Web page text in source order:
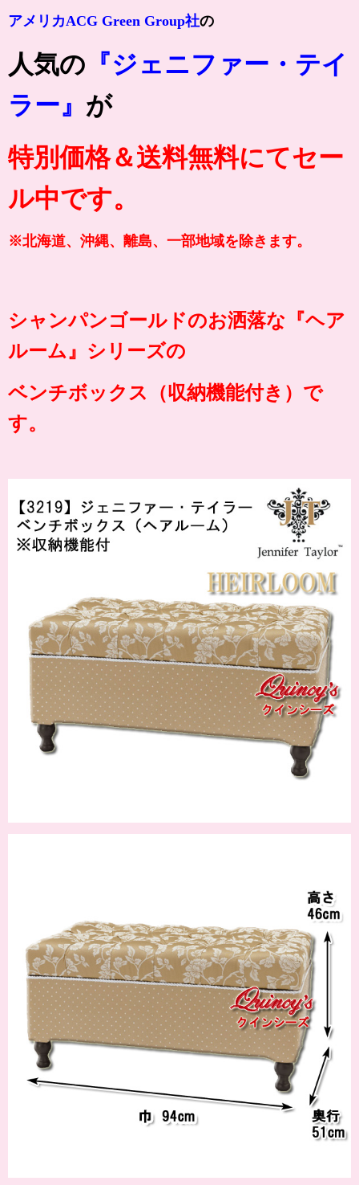
アメリカACG Green Group社の
人気の 『ジェニファー・テイ
ラー』 が
特別価格＆送料無料にてセー
ル中です。
※北海道、沖縄、離島、一部地域を除きます。
シャンパンゴールドのお洒落な『ヘア
ルーム』シリーズの
ベンチボックス（収納機能付き）で
す。